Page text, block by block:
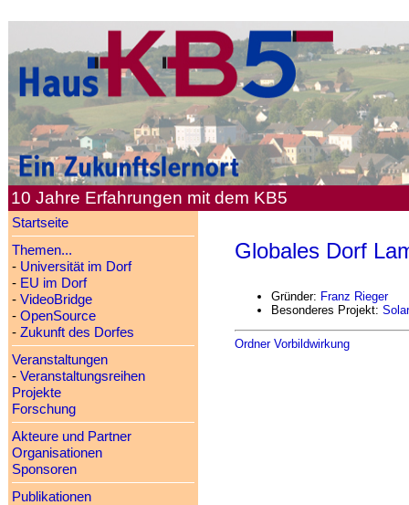
10 Jahre Erfahrungen mit dem KB5
Startseite
Themen...
- Universität im Dorf
- EU im Dorf
- VideoBridge
- OpenSource
- Zukunft des Dorfes
Veranstaltungen
- Veranstaltungsreihen
Projekte
Forschung
Akteure und Partner
Organisationen
Sponsoren
Publikationen
Globales Dorf
Gründer: Franz Rieger
Besonderes Projekt:
Ordner Vorbildwirkung